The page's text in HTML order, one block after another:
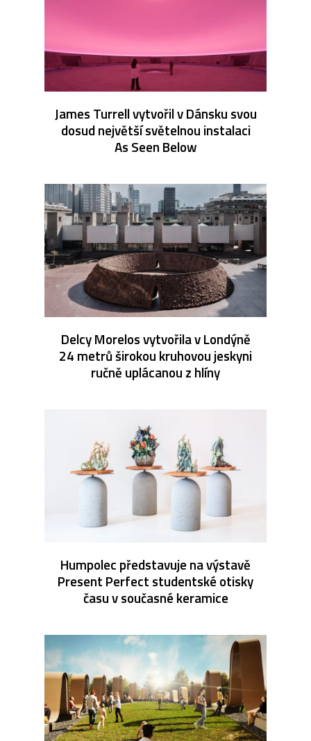
James Turrell vytvořil v Dánsku svou
dosud největší světelnou instalaci
As Seen Below
Delcy Morelos vytvořila v Londýně
24 metrů širokou kruhovou jeskyni
ručně uplácanou z hlíny
Humpolec představuje na výstavě
Present Perfect studentské otisky
času v současné keramice